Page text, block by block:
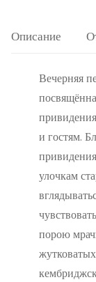
Описание
Вечерняя
и гостям.
улочкам
порою